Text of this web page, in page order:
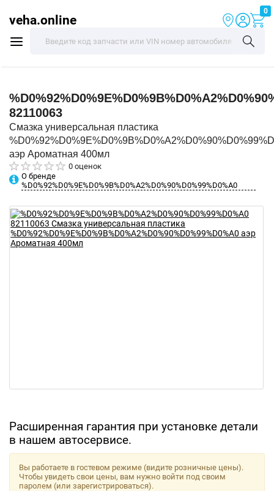
veha.online
0
82110063
Смазка универсальная пластика
аэр Ароматная 400мл
0 оценок
О бренде
%D0%92%D0%9E%D0%9B%D0%A2%D0%90%D0%99%D0%A0
Расширенная гарантия при установке детали
в нашем автосервисе.
Вы работаете в гостевом режиме (видите розничные цены).
Чтобы увидеть свои цены, вам нужно войти под своим
паролем (или зарегистрироваться).